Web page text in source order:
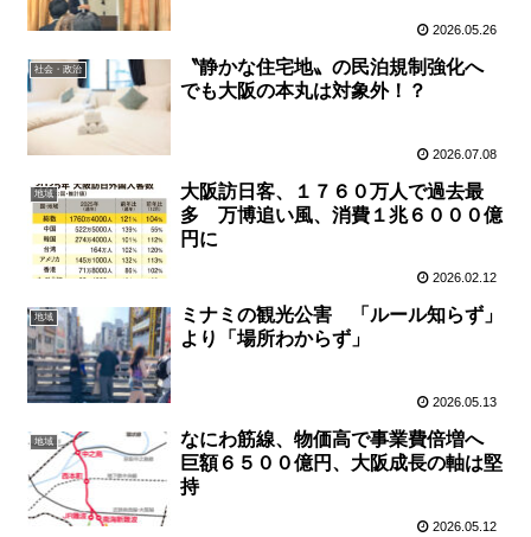
2026.05.26
社会・政治
〝静かな住宅地〟の民泊規制強化へ
でも大阪の本丸は対象外！？
2026.07.08
地域
大阪訪日客、１７６０万人で過去最
多 万博追い風、消費１兆６０００億
円に
2026.02.12
地域
ミナミの観光公害 「ルール知らず」
より「場所わからず」
2026.05.13
地域
なにわ筋線、物価高で事業費倍増へ
巨額６５００億円、大阪成長の軸は堅
持
2026.05.12